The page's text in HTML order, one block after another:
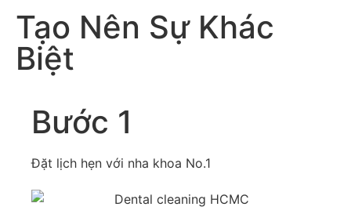
Tạo Nên Sự Khác
Biệt
Bước 1
Đặt lịch hẹn với nha khoa No.1